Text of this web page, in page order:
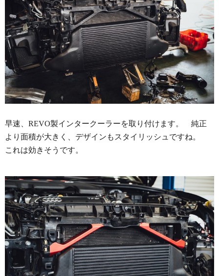
早速、REVO製インタークーラーを取り付けます。 純正
より面積が大きく、デザインもスタイリッシュですね。
これは効きそうです。